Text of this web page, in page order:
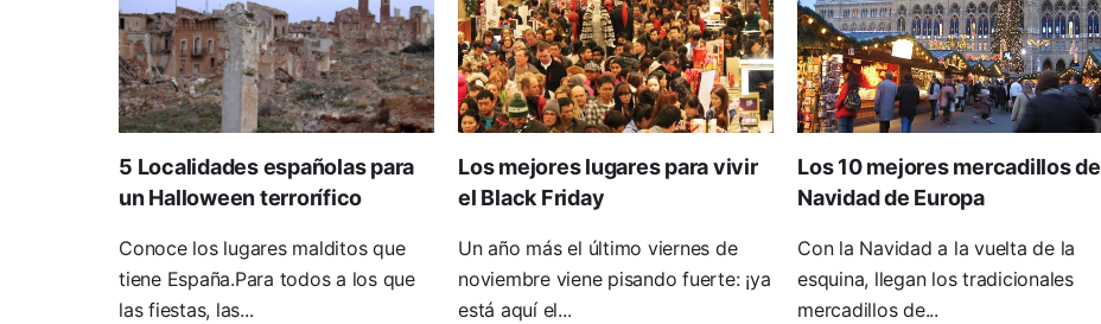
5 Localidades españolas para
un Halloween terrorífico
Conoce los lugares malditos que
tiene España.Para todos a los que
las fiestas, las...
Los mejores lugares para vivir
el Black Friday
Un año más el último viernes de
noviembre viene pisando fuerte: ¡ya
está aquí el...
Los 10 mejores mercadillos de
Navidad de Europa
Con la Navidad a la vuelta de la
esquina, llegan los tradicionales
mercadillos de...